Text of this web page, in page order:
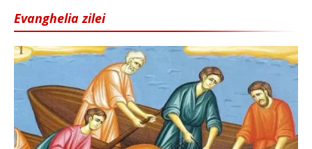
Evanghelia zilei